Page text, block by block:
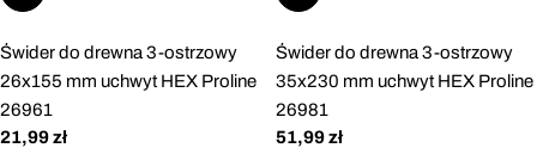
Świder do drewna 3-ostrzowy
26x155 mm uchwyt HEX Proline
26961
Cena
21,99 zł
Świder do drewna 3-ostrzowy
35x230 mm uchwyt HEX Proline
26981
Cena
51,99 zł